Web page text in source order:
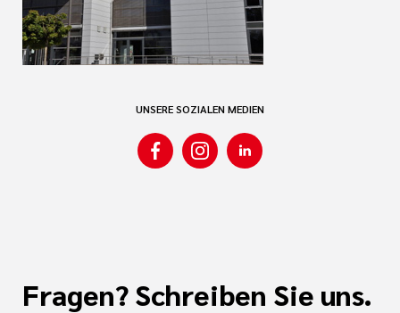
UNSERE SOZIALEN MEDIEN
Fragen? Schreiben Sie uns.